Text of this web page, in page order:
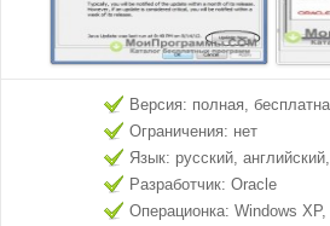
Версия: полная,
Ограничения: нет
Язык: русский,
Разработчик: Oracle
Операционка: Windows